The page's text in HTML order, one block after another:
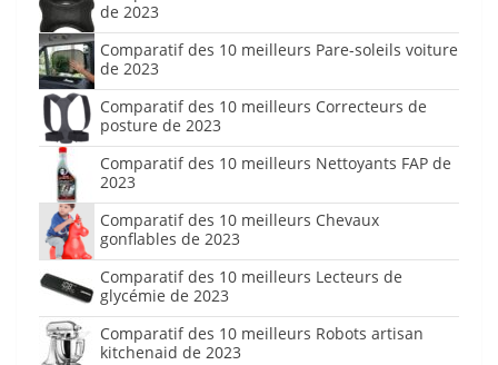
de 2023
Comparatif des 10 meilleurs Pare-soleils voiture
de 2023
Comparatif des 10 meilleurs Correcteurs de
posture de 2023
Comparatif des 10 meilleurs Nettoyants FAP de
2023
Comparatif des 10 meilleurs Chevaux
gonflables de 2023
Comparatif des 10 meilleurs Lecteurs de
glycémie de 2023
Comparatif des 10 meilleurs Robots artisan
kitchenaid de 2023